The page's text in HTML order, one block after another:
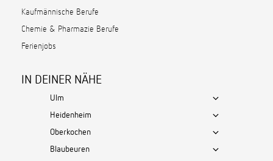
Kaufmännische Berufe
Chemie & Pharmazie Berufe
Ferienjobs
IN DEINER NÄHE
Ulm
Heidenheim
Oberkochen
Blaubeuren